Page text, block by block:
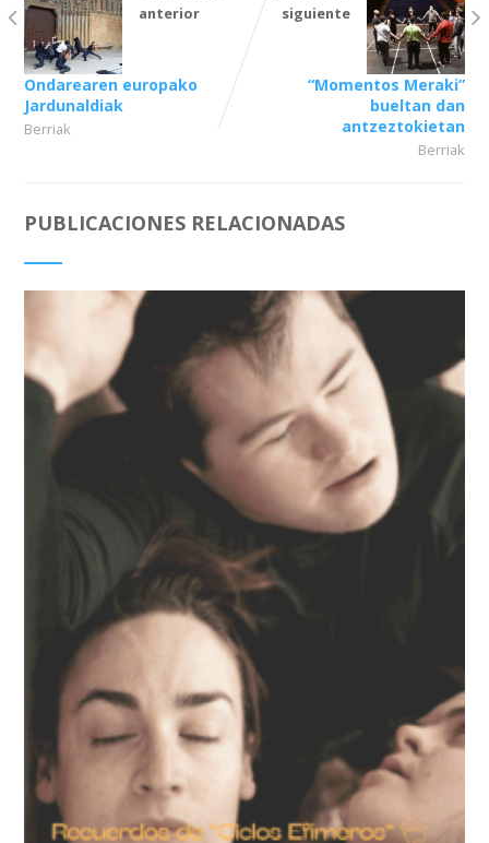
anterior
Ondarearen europako
Jardunaldiak
Berriak
siguiente
“Momentos Meraki”
bueltan dan
antzeztokietan
Berriak
PUBLICACIONES RELACIONADAS